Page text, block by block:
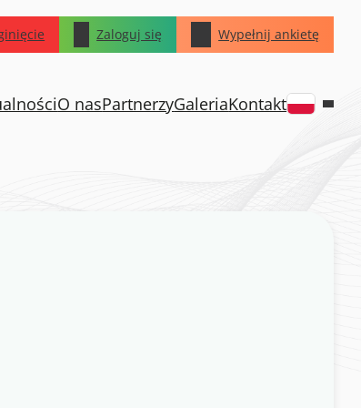
Zaloguj się Wypełnij ankietę
O nasPartnerzyGaleriaKontakt